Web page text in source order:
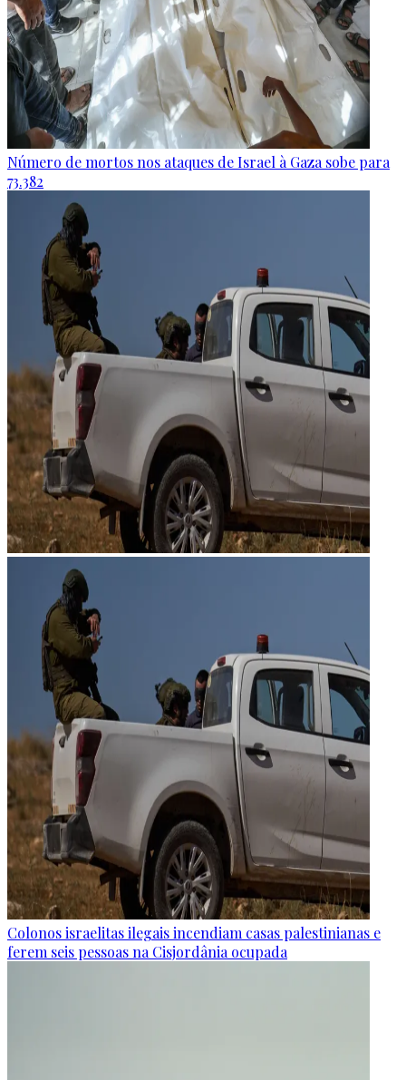
Número de mortos nos ataques de Israel à Gaza sobe para
73.382
Colonos israelitas ilegais incendiam casas palestinianas e
ferem seis pessoas na Cisjordânia ocupada